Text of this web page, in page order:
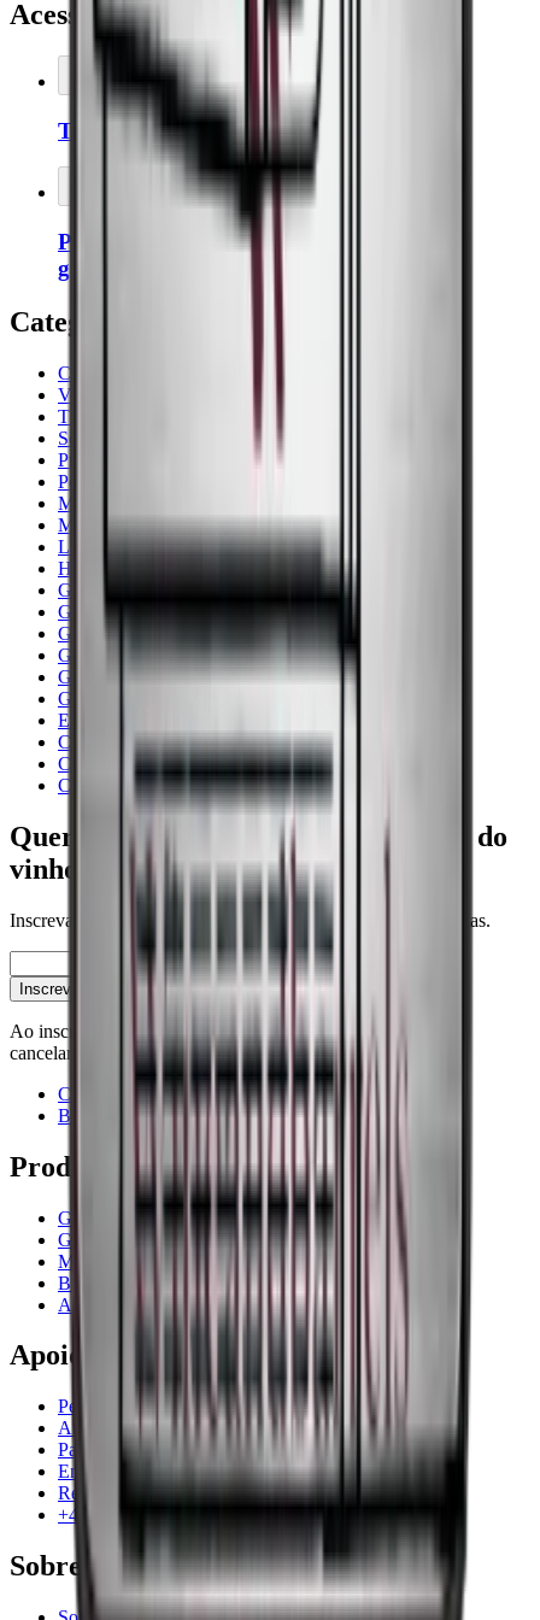
Acessórios relacionados
Adicionar ao carrinho
Thermopro – Higrómetro
Adicionar ao carrinho
Porta com dobradiça à esquerda para
garrafeira frigorífica
Categorias recomendadas
Cavecool
Vestfrost
Thermocold
Sob a bancada
Preta
Pevino
Multi-zonas
Madeira
Liebherr
Humidor de charutos
Garrafeiras frigoríficas totalmente integráveis
Garrafeiras frigoríficas de embutir
Garrafeiras de aço
Garrafeira frigorífica pequena - abaixo de 90 Cm
Garrafeira
Gabinete de maturação
Em ambientes frios
Com Largura Mínima
Capacidade para 51 a 130 garrafas.
Capacidade para 20 a 50 garrafas
Quer saber mais sobre a conservação do
vinho?
Inscreva-se na nossa newsletter com dicas, guias e boas ofertas.
E-mail
Inscrever-se
Ao inscrever-se, aceita a nossa política de privacidade. Pode
cancelar a inscrição a qualquer momento.
Contacto
Blog
Produtos
Garrafeiras frigoríficas
Garrafeiras
Móveis para vinho
Barris de Vinho
Acessórios para vinho
Apoio
Perguntas frequentes
Atendimento
Pagamento
Entrega
Retorno
+44 3308 081634
Sobre a empresa